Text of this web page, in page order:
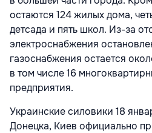
остаются 124 жилых дома,
детсада и пять школ. Из-за
электроснабжения
газоснабжения остается
в том числе 16
предприятия.
Украинские силовики 18
Донецка, Киев официально